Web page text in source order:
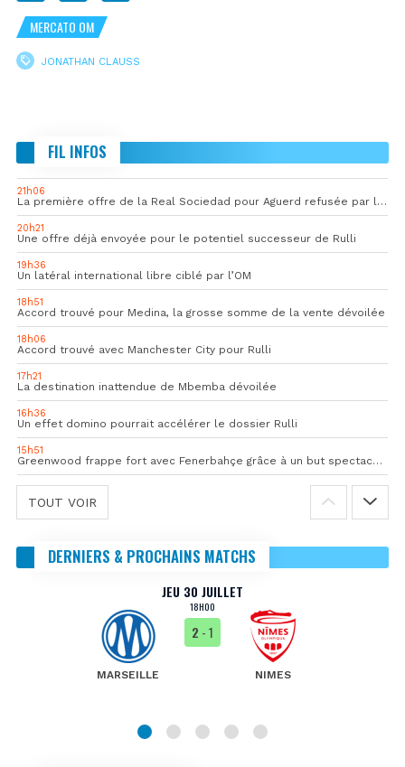
MERCATO OM
JONATHAN CLAUSS
FIL INFOS
21h06
La première offre de la Real Sociedad pour Aguerd refusée par l’OM
20h21
Une offre déjà envoyée pour le potentiel successeur de Rulli
19h36
Un latéral international libre ciblé par l’OM
18h51
Accord trouvé pour Medina, la grosse somme de la vente dévoilée
18h06
Accord trouvé avec Manchester City pour Rulli
17h21
La destination inattendue de Mbemba dévoilée
16h36
Un effet domino pourrait accélérer le dossier Rulli
15h51
Greenwood frappe fort avec Fenerbahçe grâce à un but spectaculaire
TOUT VOIR
DERNIERS & PROCHAINS MATCHS
JEU 30 JUILLET
18H00
MARSEILLE
2 - 1
NIMES